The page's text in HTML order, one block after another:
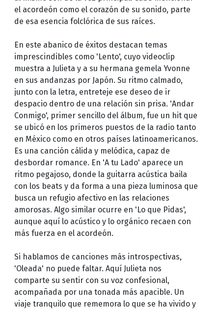
el acordeón como el corazón de su sonido, parte
de esa esencia folclórica de sus raíces.
En este abanico de éxitos destacan temas
imprescindibles como 'Lento', cuyo videoclip
muestra a Julieta y a su hermana gemela Yvonne
en sus andanzas por Japón. Su ritmo calmado,
junto con la letra, entreteje ese deseo de ir
despacio dentro de una relación sin prisa. 'Andar
Conmigo', primer sencillo del álbum, fue un hit que
se ubicó en los primeros puestos de la radio tanto
en México como en otros países latinoamericanos.
Es una canción cálida y melódica, capaz de
desbordar romance. En 'A tu Lado' aparece un
ritmo pegajoso, donde la guitarra acústica baila
con los beats y da forma a una pieza luminosa que
busca un refugio afectivo en las relaciones
amorosas. Algo similar ocurre en 'Lo que Pidas',
aunque aquí lo acústico y lo orgánico recaen con
más fuerza en el acordeón.
Si hablamos de canciones más introspectivas,
'Oleada' no puede faltar. Aquí Julieta nos
comparte su sentir con su voz confesional,
acompañada por una tonada más apacible. Un
viaje tranquilo que rememora lo que se ha vivido y